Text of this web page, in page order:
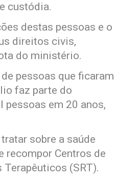
custódia.
destas pessoas e o
direitos civis,
do ministério.
pessoas que ficaram
faz parte do
pessoas em 20 anos,
sobre a saúde
recompor Centros de
(SRT).